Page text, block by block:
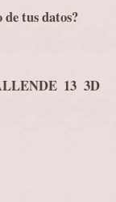
tus datos?
13 3D